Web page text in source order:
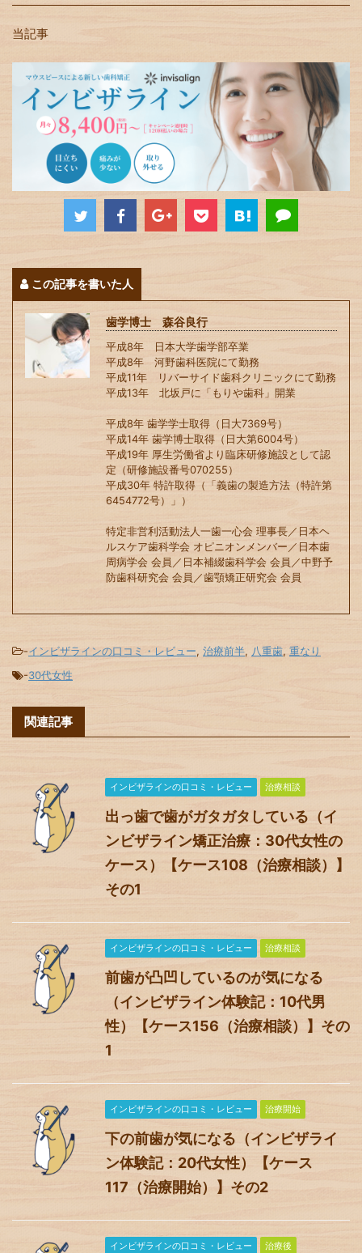
当記事
この記事を書いた人
歯学博士 森谷良行
平成8年 日本大学歯学部卒業
平成8年 河野歯科医院にて勤務
平成11年 リバーサイド歯科クリニックにて勤務
平成13年 北坂戸に「もりや歯科」開業
平成8年 歯学学士取得（日大7369号）
平成14年 歯学博士取得（日大第6004号）
平成19年 厚生労働省より臨床研修施設として認
定（研修施設番号070255）
平成30年 特許取得（「義歯の製造方法（特許第
6454772号）」）
特定非営利活動法人一歯一心会 理事長／日本ヘ
ルスケア歯科学会 オピニオンメンバー／日本歯
周病学会 会員／日本補綴歯科学会 会員／中野予
防歯科研究会 会員／歯顎矯正研究会 会員
-インビザラインの口コミ・レビュー, 治療前半, 八重歯, 重なり
-30代女性
関連記事
インビザラインの口コミ・レビュー 治療相談
出っ歯で歯がガタガタしている（イ
ンビザライン矯正治療：30代女性の
ケース）【ケース108（治療相談）】
その1
インビザラインの口コミ・レビュー 治療相談
前歯が凸凹しているのが気になる
（インビザライン体験記：10代男
性）【ケース156（治療相談）】その
1
インビザラインの口コミ・レビュー 治療開始
下の前歯が気になる（インビザライ
ン体験記：20代女性）【ケース
117（治療開始）】その2
インビザラインの口コミ・レビュー 治療後